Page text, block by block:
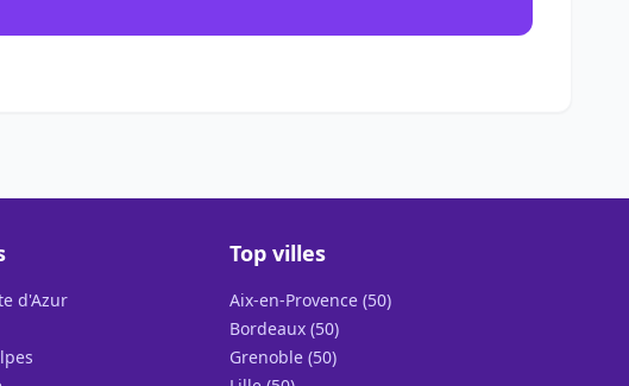
d'Azur
Top villes
Aix-en-Provence (50)
Bordeaux (50)
Grenoble (50)